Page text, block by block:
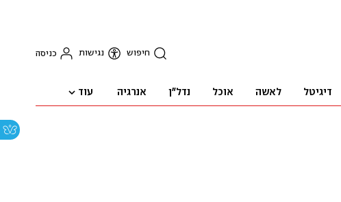
חיפוש נגישות כניסה
דיגיטל לאשה אוכל נדל"ן אנרגיה עוד